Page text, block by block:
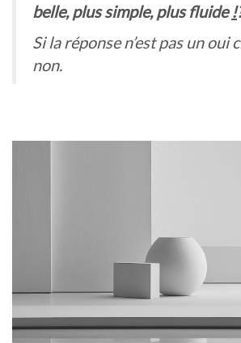
belle, plus simple, plus fluide!
Si la réponse n’est pas un oui
non.